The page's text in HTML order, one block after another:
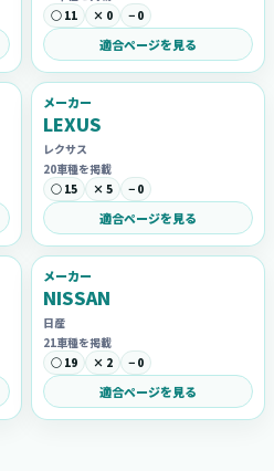
○ 11
× 0 − 0
適合ページを見る
メーカー
LEXUS
レクサス
20車種を掲載
○ 15
× 5 − 0
適合ページを見る
メーカー
NISSAN
日産
21車種を掲載
○ 19
× 2 − 0
適合ページを見る